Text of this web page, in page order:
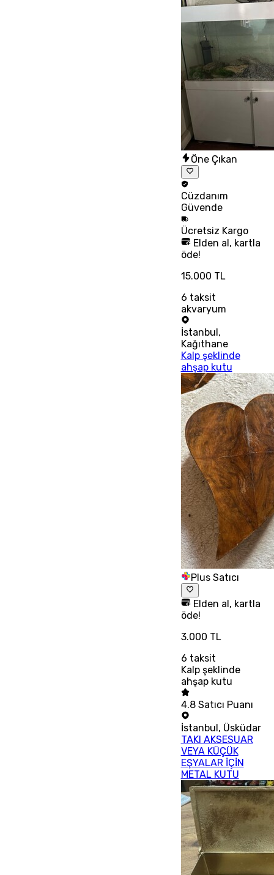
Öne Çıkan
Cüzdanım
Güvende
Ücretsiz Kargo
Elden al, kartla
öde!
15.000 TL
6 taksit
akvaryum
İstanbul ,
Kağıthane
Kalp şeklinde
ahşap kutu
Plus Satıcı
Elden al, kartla
öde!
3.000 TL
6 taksit
Kalp şeklinde
ahşap kutu
4.8 Satıcı Puanı
İstanbul, Üsküdar
TAKI AKSESUAR
VEYA KÜÇÜK
EŞYALAR İÇİN
METAL KUTU